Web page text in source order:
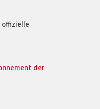
offizielle
der